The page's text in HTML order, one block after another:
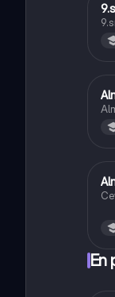
En